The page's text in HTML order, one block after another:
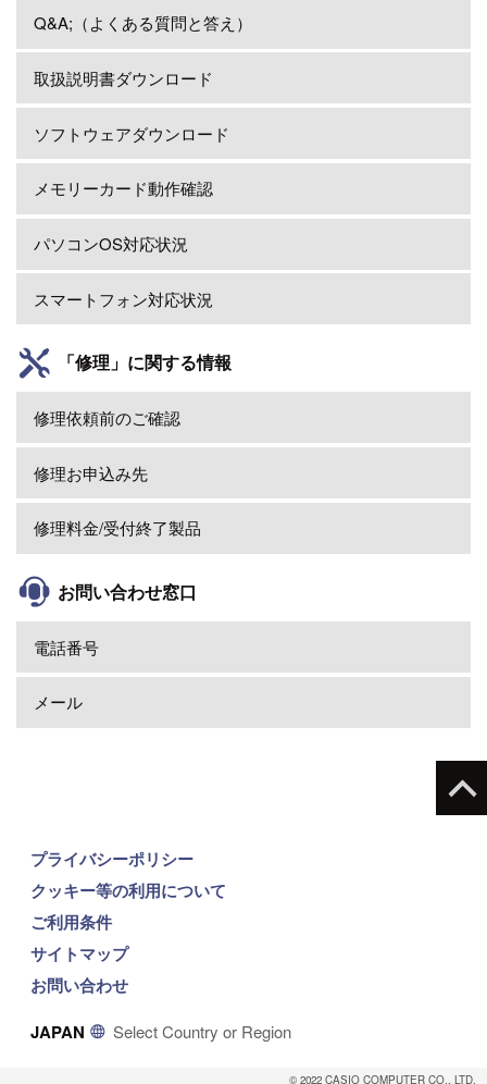
Q&A;（よくある質問と答え）
取扱説明書ダウンロード
ソフトウェアダウンロード
メモリーカード動作確認
パソコンOS対応状況
スマートフォン対応状況
「修理」に関する情報
修理依頼前のご確認
修理お申込み先
修理料金/受付終了製品
お問い合わせ窓口
電話番号
メール
© 2022 CASIO COMPUTER CO., LTD.
プライバシーポリシー
クッキー等の利用について
ご利用条件
サイトマップ
お問い合わせ
JAPAN
Select Country or Region